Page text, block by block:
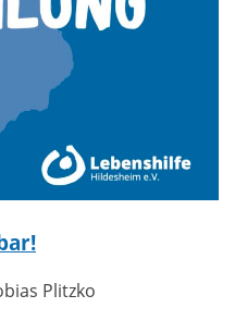
Plitzko